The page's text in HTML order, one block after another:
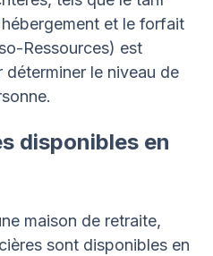
et le forfait
Ressources) est
déterminer le niveau de
disponibles en
maison de retraite,
sont disponibles en